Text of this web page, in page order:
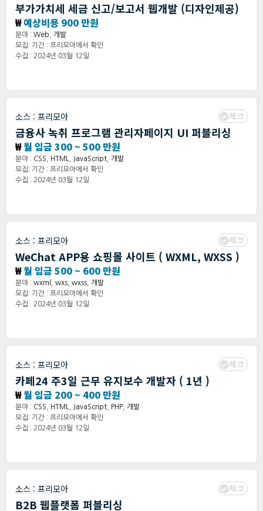
부가가치세 세금 신고/보고서 웹개발 (디자인제공)
₩예상비용 900 만원
분야 : Web
개발
모집: 기간 : 프리모아에서 확인
수집 : 2024년 03월 12일
소스 : 프리모아 체크
금융사 녹취 프로그램 관리자페이지 UI 퍼블리싱
₩월 임금 300 ~ 500 만원
분야 : CSS HTML JavaScript
개발
모집: 기간 : 프리모아에서 확인
수집 : 2024년 03월 12일
소스 : 프리모아 체크
WeChat APP용 쇼핑몰 사이트 ( WXML, WXSS )
₩월 임금 500 ~ 600 만원
분야 : wxml wxs wxss
개발
모집: 기간 : 프리모아에서 확인
수집 : 2024년 03월 12일
소스 : 프리모아 체크
카페24 주3일 근무 유지보수 개발자 ( 1년 )
₩월 임금 200 ~ 400 만원
분야 : CSS HTML JavaScript PHP
개발
모집: 기간 : 프리모아에서 확인
수집 : 2024년 03월 12일
소스 : 프리모아 체크
B2B 웹플랫폼 퍼블리싱